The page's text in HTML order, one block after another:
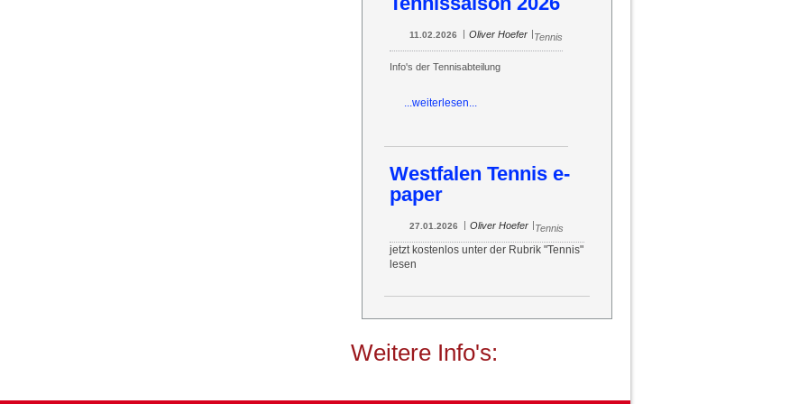
11.02.2026 | Oliver Hoefer |Tennis
Info's der Tennisabteilung
...weiterlesen...
Westfalen Tennis e-
paper
27.01.2026 | Oliver Hoefer |Tennis
jetzt kostenlos unter der Rubrik "Tennis"
lesen
Weitere Info's: